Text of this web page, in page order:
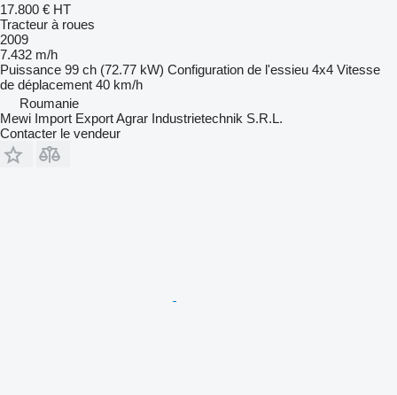
17.800 € HT
Tracteur à roues
2009
7.432 m/h
Puissance 99 ch (72.77 kW) Configuration de l'essieu 4x4 Vitesse
de déplacement 40 km/h
Roumanie
Mewi Import Export Agrar Industrietechnik S.R.L.
Contacter le vendeur